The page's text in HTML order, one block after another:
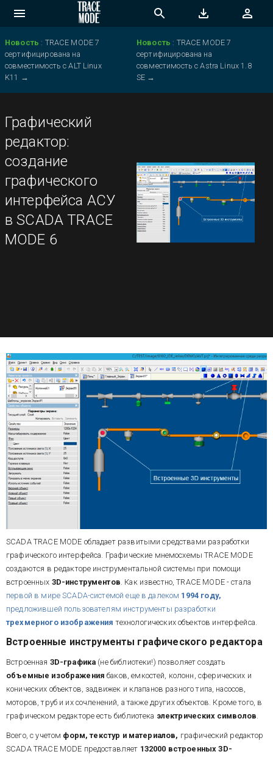
Новость : TRACE MODE 7
сертифицирована на
совместимость с ALT Linux
K11 →
Новость : TRACE MODE 7
сертифицирована на
совместимость с Astra Linux 1.8
SE →
Графический
редактор:
создание
графического
интерфейса АСУ
в SCADA TRACE
MODE 6
SCADA TRACE MODE обладает развитыми средствами разработки
графического интерфейса. Графические мнемосхемы TRACE MODE
создаются в редакторе инструментальной системы при помощи
встроенных 3D-инструментов. Как известно, TRACE MODE - стала
первой в мире SCADA-системой еще в далеком 1994 году,
предложившей пользователям инструменты разработки
трехмерного изображениятехнологических объектов интерфейса.
Встроенные инструменты графического редактора
Встроенная 3D-графика (не библиотеки!) позволяет создать
объемные изображениябаков, емкостей, колонн, сферических и
конических объектов, задвижек и клапанов разного типа, насосов,
моторов, труб и их сочленений, а также других объектов. Кроме того, в
графическом редакторе есть библиотека электрических символов.
Всего, с учетом форм, текстур и материалов, графический редактор
SCADA TRACE MODE предоставляет 132000 встроенных 3D-